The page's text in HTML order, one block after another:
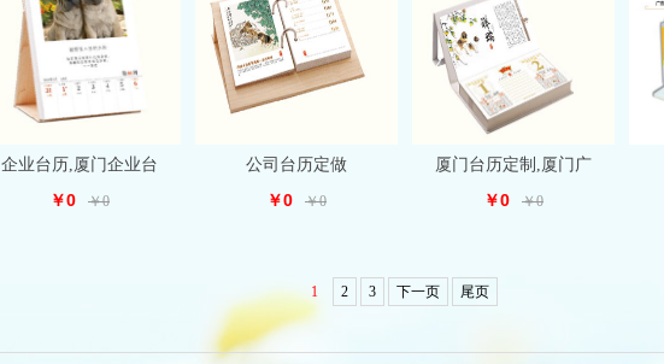
企业台历,厦门企业台
￥0 ￥0
公司台历定做
￥0 ￥0
厦门台历定制,厦门广
￥0 ￥0
1 2 3 下一页 尾页